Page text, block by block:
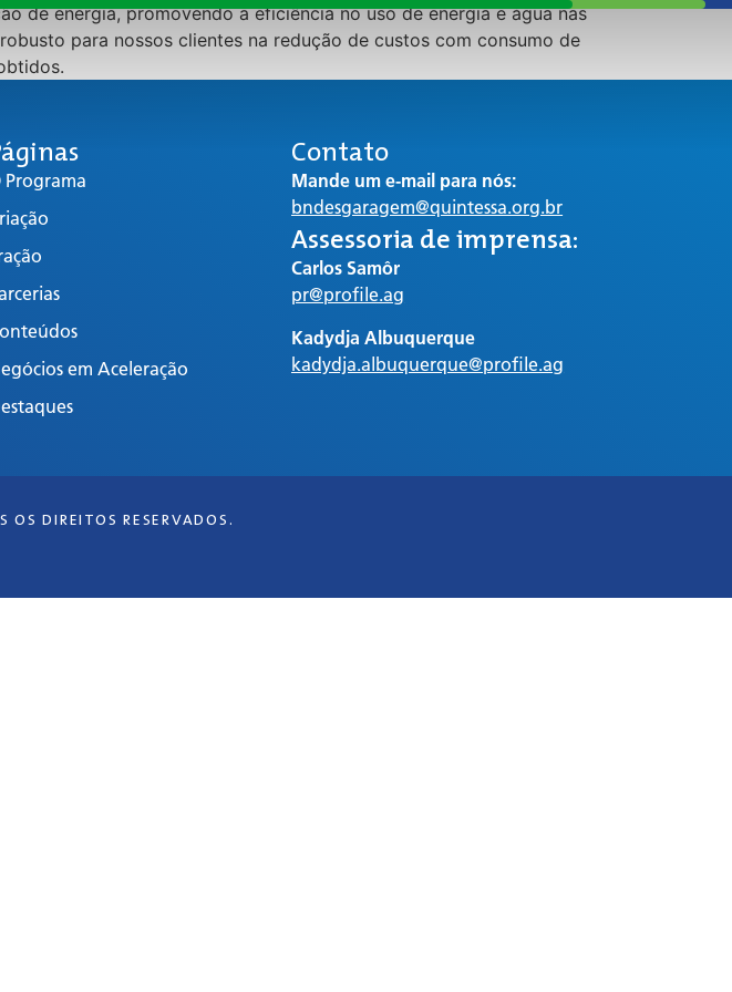
de energia, promovendo a eficiência no uso de energia e água nas
para nossos clientes na redução de custos com consumo de
Programa
em Aceleração
Contato
Mande um e-mail para nós:
bndesgaragem@quintessa.org.br
Assessoria de imprensa:
Carlos Samôr
pr@profile.ag
Kadydja Albuquerque
kadydja.albuquerque@profile.ag
DIREITOS RESERVADOS.